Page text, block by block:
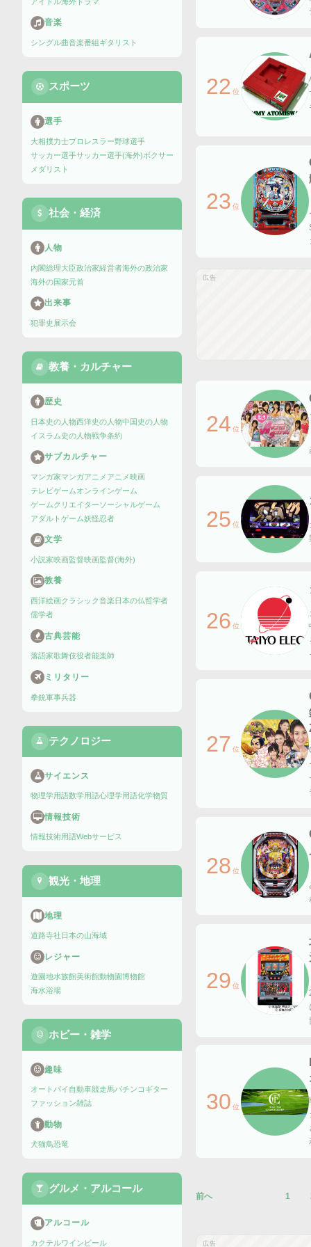
音楽
シングル曲音楽番組ギタリスト
スポーツ
選手
大相撲力士プロレスラー野球選手
サッカー選手サッカー選手(海外)ボクサー
メダリスト
社会・経済
人物
内閣総理大臣政治家経営者海外の政治家
海外の国家元首
出来事
犯罪史 展示会
教養・カルチャー
歴史
日本史の人物西洋史の人物中国史の人物
イスラム史の人物戦争条約
サブカルチャー
マンガ家マンガアニメ アニメ映画
テレビゲームオンラインゲーム
ゲームクリエイターソーシャルゲーム
アダルトゲーム妖怪忍者
文学
小説家映画監督映画監督(海外)
教養
西洋絵画クラシック音楽 日本の仏哲学者
儒学者
古典芸能
落語家歌舞伎役者能楽師
ミリタリー
拳銃軍事兵器
テクノロジー
サイエンス
物理学用語数学用語心理学用語化学物質
情報技術
情報技術用語Webサービス
観光・地理
地理
道路寺社 日本の山海域
レジャー
遊園地水族館美術館動物園博物館
海水浴場
ホビー・雑学
趣味
オートバイ 自動車競走馬パチンコ ギター
ファッション雑誌
動物
犬猫鳥恐竜
グルメ・アルコール
アルコール
カクテルワイン ビール
22 位
23 位
広告
24 位
25 位
26 位
27 位
28 位
29 位
30 位
前へ 1
広告